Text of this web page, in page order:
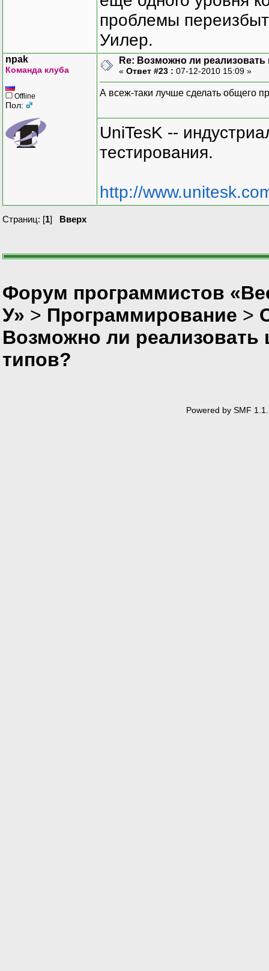
проблемы
Уилер.
npak
Команда клуба
Offline
Пол:
Re: Возможно ли
« Ответ #23 : 07-12-2010 15:09 »
А всеж-таки лучше сделать общего
UniTesK --
тестирования.
http://
Страниц: [1] Вверх
Форум программистов
У» > Программирование >
Возможно ли реализовать
типов?
Powered by SMF